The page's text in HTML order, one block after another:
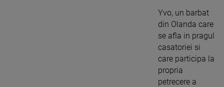
Yvo, un barbat
din Olanda care
se afla in pragul
casatoriei si
care participa la
propria
petrecere a